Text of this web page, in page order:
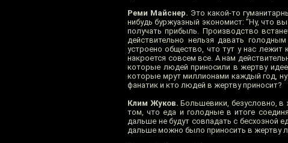
Реми Майснер. Это какой-то
нибудь буржуазный экономист: ”Ну, что
получать прибыль. Производство
действительно нельзя давать
устроено общество, что тут у нас лежит
накроется совсем все. А нам
которые людей приносили в жертву
которые мрут миллионами каждый год,
фанатик и кто людей в жертву приносит?
Клим Жуков. Большевики, безусловно, в
том, что еда и голодные в итоге
дальше не будут совпадать с бесхозной
дальше можно было приносить в жертву